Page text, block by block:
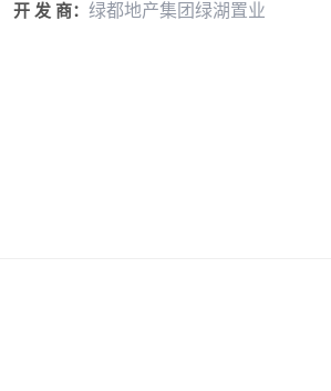
开 发 商： 绿都地产集团绿湖置业